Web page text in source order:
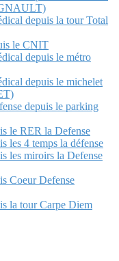
depuis la tour Total
le CNIT
depuis le métro
depuis le michelet
depuis le parking
le RER la Defense
les 4 temps la défense
les miroirs la Defense
Coeur Defense
la tour Carpe Diem